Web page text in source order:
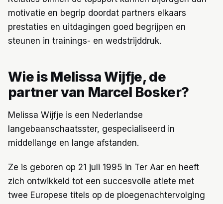
motivatie en begrip doordat partners elkaars
prestaties en uitdagingen goed begrijpen en
steunen in trainings- en wedstrijddruk.
Wie is Melissa Wijfje, de
partner van Marcel Bosker?
Melissa Wijfje is een Nederlandse
langebaanschaatsster, gespecialiseerd in
middellange en lange afstanden.
Ze is geboren op 21 juli 1995 in Ter Aar en heeft
zich ontwikkeld tot een succesvolle atlete met
twee Europese titels op de ploegenachtervolging